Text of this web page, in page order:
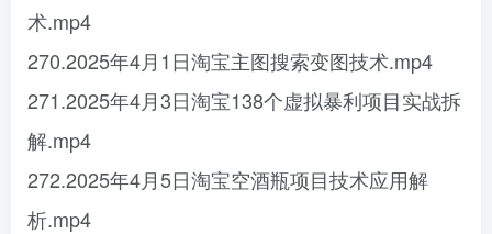
术.mp4
270.2025年4月1日淘宝主图搜索变图技术.mp4
271.2025年4月3日淘宝138个虚拟暴利项目实战拆
解.mp4
272.2025年4月5日淘宝空酒瓶项目技术应用解
析.mp4